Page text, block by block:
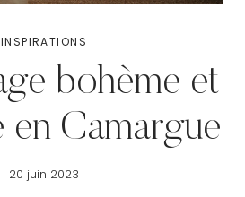
INSPIRATIONS
bohème et
en Camargue
20 juin 2023